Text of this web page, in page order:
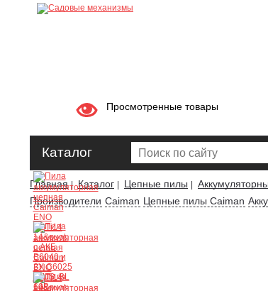
Просмотренные товары
Каталог
Главная|Каталог Цепные пилы
Производители Caiman Цепные пилы Caiman